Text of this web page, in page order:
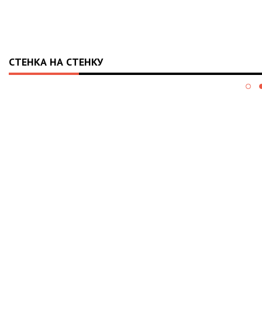
СТЕНКА НА СТЕНКУ